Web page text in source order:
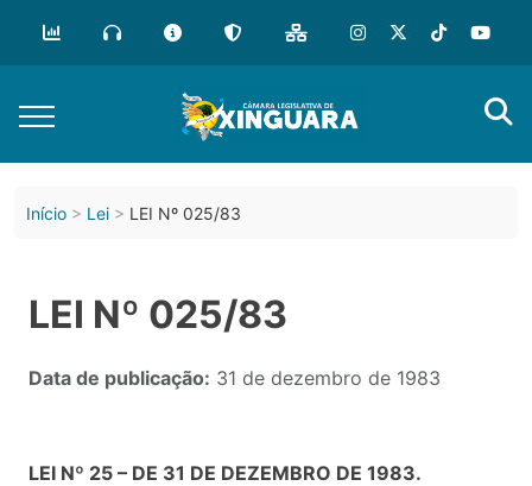
Início Lei LEI Nº 025/83
LEI Nº 025/83
Data de publicação: 31 de dezembro de 1983
LEI Nº 25 – DE 31 DE DEZEMBRO DE 1983.